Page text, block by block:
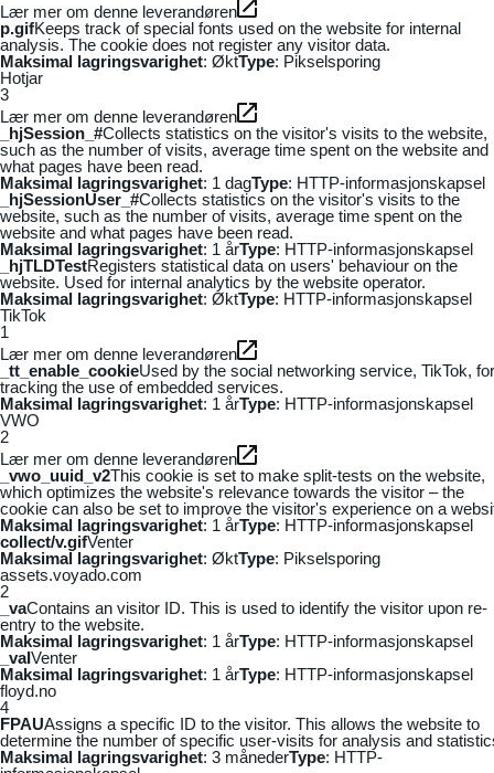
Lær mer om denne leverandøren
p.gifKeeps track of special fonts used on the website for internal
analysis. The cookie does not register any visitor data.
Maksimal lagringsvarighet: ØktType: Pikselsporing
Hotjar
3
Lær mer om denne leverandøren
_hjSession_#Collects statistics on the visitor's visits to the website,
such as the number of visits, average time spent on the website and
what pages have been read.
Maksimal lagringsvarighet: 1 dagType: HTTP-informasjonskapsel
_hjSessionUser_#Collects statistics on the visitor's visits to the
website, such as the number of visits, average time spent on the
website and what pages have been read.
Maksimal lagringsvarighet: 1 årType: HTTP-informasjonskapsel
_hjTLDTestRegisters statistical data on users' behaviour on the
website. Used for internal analytics by the website operator.
Maksimal lagringsvarighet: ØktType: HTTP-informasjonskapsel
TikTok
1
Lær mer om denne leverandøren
_tt_enable_cookieUsed by the social networking service, TikTok, for
tracking the use of embedded services.
Maksimal lagringsvarighet: 1 årType: HTTP-informasjonskapsel
VWO
2
Lær mer om denne leverandøren
_vwo_uuid_v2This cookie is set to make split-tests on the website,
which optimizes the website's relevance towards the visitor – the
cookie can also be set to improve the visitor's experience on a
Maksimal lagringsvarighet: 1 årType: HTTP-informasjonskapsel
collect/v.gifVenter
Maksimal lagringsvarighet: ØktType: Pikselsporing
assets.voyado.com
2
_vaContains an visitor ID. This is used to identify the visitor upon re-
entry to the website.
Maksimal lagringsvarighet: 1 årType: HTTP-informasjonskapsel
_vaIVenter
Maksimal lagringsvarighet: 1 årType: HTTP-informasjonskapsel
floyd.no
4
FPAUAssigns a specific ID to the visitor. This allows the website to
determine the number of specific user-visits for analysis and
Maksimal lagringsvarighet: 3 månederType: HTTP-